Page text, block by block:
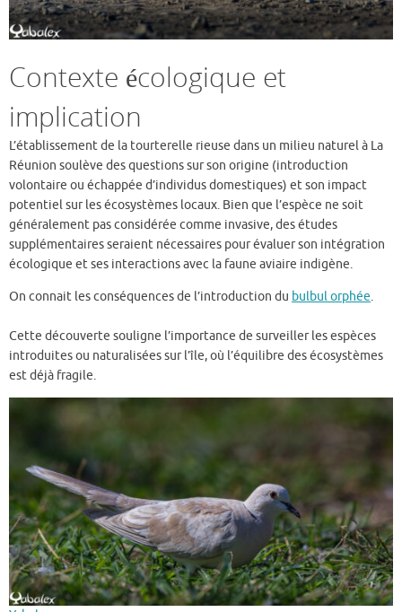
Contexte écologique et
implication
L’établissement de la tourterelle rieuse dans un milieu naturel à La
Réunion soulève des questions sur son origine (introduction
volontaire ou échappée d’individus domestiques) et son impact
potentiel sur les écosystèmes locaux. Bien que l’espèce ne soit
généralement pas considérée comme invasive, des études
supplémentaires seraient nécessaires pour évaluer son intégration
écologique et ses interactions avec la faune aviaire indigène.
On connait les conséquences de l’introduction du bulbul orphée.
Cette découverte souligne l’importance de surveiller les espèces
introduites ou naturalisées sur l’île, où l’équilibre des écosystèmes
est déjà fragile.